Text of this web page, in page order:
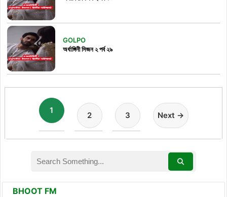
GOLPO
অর্ধাঙ্গিনী সিজন ২ পর্ব ২৯
1
2 3 Next →
BHOOT FM